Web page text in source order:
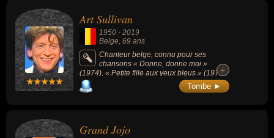
Art Sullivan
1950 - 2019
Belge , 69 ans
Chanteur belge, connu pour ses
chansons « Donne, donne moi »
(1974), « Petite fille aux yeux bleus » (1973)
ou « Une larme d'amour » (1973).
+
+
Tombe ►
Grand Jojo